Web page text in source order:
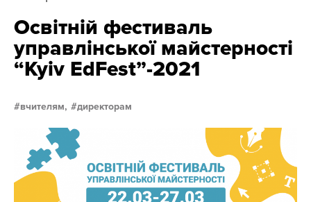
Освітній фестиваль
управлінської майстерності
“Kyiv EdFest”-2021
вчителям, директорам